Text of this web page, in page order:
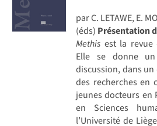
par C. LETAWE, E.
(éds) Présentation
Methis est la revue
Elle se donne
discussion, dans
des recherches en
jeunes docteurs en
en Sciences
l’Université de